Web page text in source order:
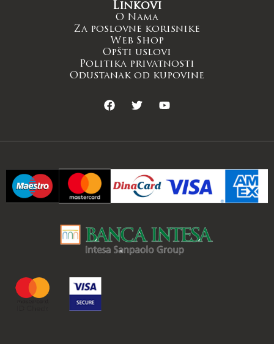
Linkovi
O Nama
Za poslovne korisnike
Web Shop
Opšti uslovi
Politika privatnosti
Odustanak od kupovine